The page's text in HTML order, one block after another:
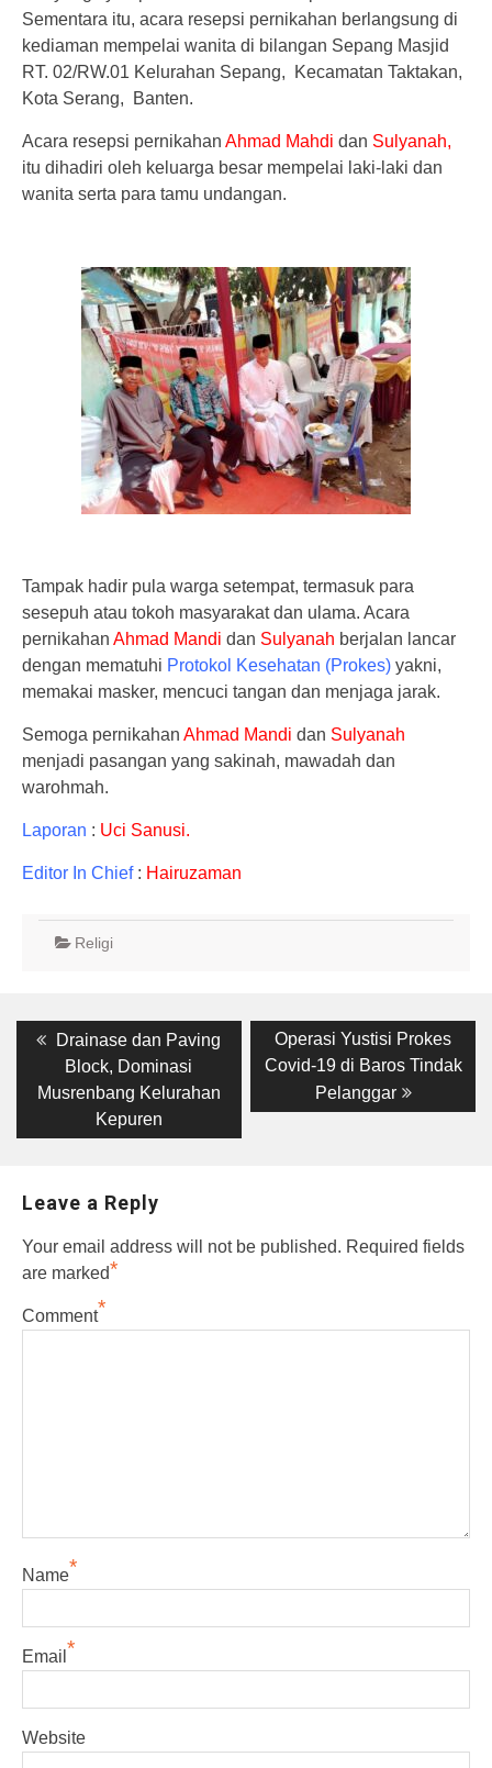
Sementara itu, acara resepsi pernikahan berlangsung di
kediaman mempelai wanita di bilangan Sepang Masjid
RT. 02/RW.01 Kelurahan Sepang, Kecamatan Taktakan,
Kota Serang, Banten.
Acara resepsi pernikahan Ahmad Mahdi dan Sulyanah,
itu dihadiri oleh keluarga besar mempelai laki-laki dan
wanita serta para tamu undangan.
Tampak hadir pula warga setempat, termasuk para
sesepuh atau tokoh masyarakat dan ulama. Acara
pernikahan Ahmad Mandi dan Sulyanah berjalan lancar
dengan mematuhi Protokol Kesehatan (Prokes) yakni,
memakai masker, mencuci tangan dan menjaga jarak.
Semoga pernikahan Ahmad Mandi dan Sulyanah
menjadi pasangan yang sakinah, mawadah dan
warohmah.
Laporan : Uci Sanusi.
Editor In Chief: Hairuzaman
Religi
Post
navigation
Previous
post:
Drainase dan Paving
Block, Dominasi
Musrenbang Kelurahan
Kepuren
Next
post:
Operasi Yustisi Prokes
Covid-19 di Baros Tindak
Pelanggar
Leave a Reply
Your email address will not be published. Required fields
are marked*
Comment*
Name*
Email *
Website